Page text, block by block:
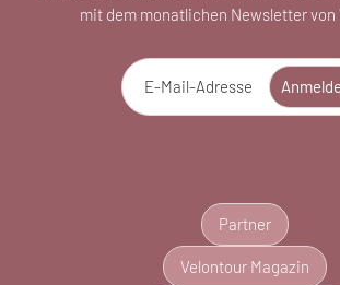
mit dem monatlichen Newsletter von
E-Mail-Adresse
Partner
Velontour Magazin